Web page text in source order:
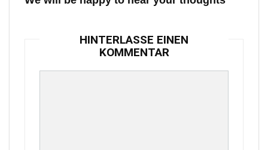
HINTERLASSE EINEN
KOMMENTAR